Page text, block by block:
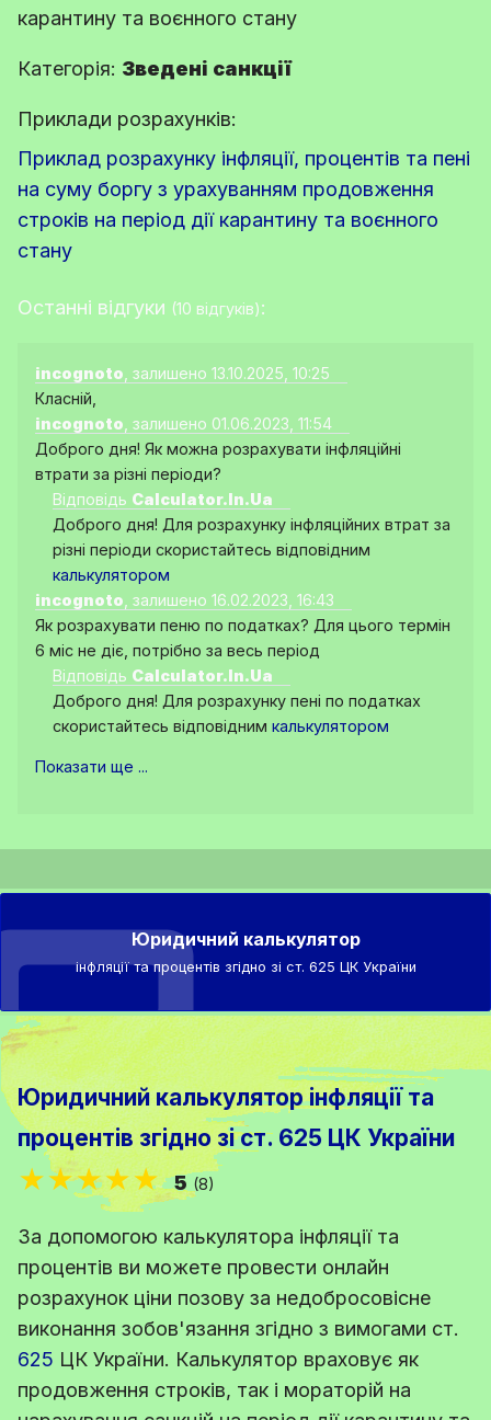
карантину та воєнного стану
Категорія: Зведені санкції
Приклади розрахунків:
Приклад розрахунку інфляції, процентів та пені
на суму боргу з урахуванням продовження
строків на період дії карантину та воєнного
стану
Останні відгуки (10 відгуків):
incognoto , залишено 13.10.2025, 10:25
Класній,
incognoto , залишено 01.06.2023, 11:54
Доброго дня! Як можна розрахувати інфляційні
втрати за різні періоди?
Відповідь Calculator.In.Ua
Доброго дня! Для розрахунку інфляційних втрат за
різні періоди скористайтесь відповідним
калькулятором
incognoto , залишено 16.02.2023, 16:43
Як розрахувати пеню по податках? Для цього термін
6 міс не діє, потрібно за весь період
Відповідь Calculator.In.Ua
Доброго дня! Для розрахунку пені по податках
скористайтесь відповідним калькулятором
Показати ще ...
Юридичний калькулятор
інфляції та процентів згідно зі ст. 625 ЦК України
Юридичний калькулятор інфляції та
процентів згідно зі ст. 625 ЦК України
★★★★★ 5 (8)
За допомогою калькулятора інфляції та
процентів ви можете провести онлайн
розрахунок ціни позову за недобросовісне
виконання зобов'язання згідно з вимогами ст.
625 ЦК України. Калькулятор враховує як
продовження строків, так і мораторій на